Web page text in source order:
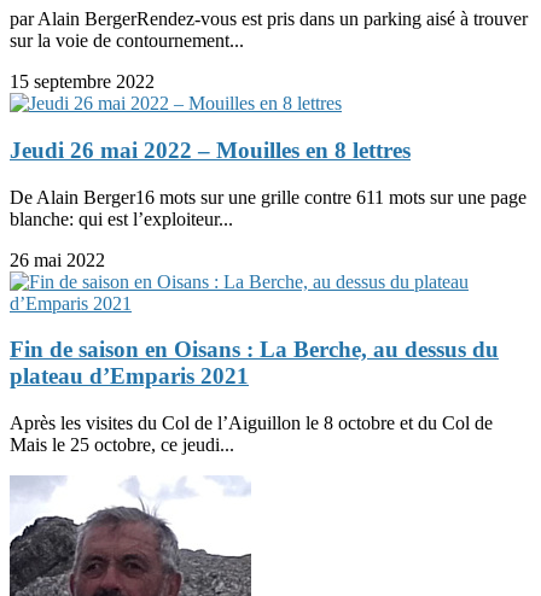
par Alain BergerRendez-vous est pris dans un parking aisé à trouver
sur la voie de contournement...
15 septembre 2022
Jeudi 26 mai 2022 – Mouilles en 8 lettres
De Alain Berger16 mots sur une grille contre 611 mots sur une page
blanche: qui est l’exploiteur...
26 mai 2022
Fin de saison en Oisans : La Berche, au dessus du
plateau d’Emparis 2021
Après les visites du Col de l’Aiguillon le 8 octobre et du Col de
Mais le 25 octobre, ce jeudi...